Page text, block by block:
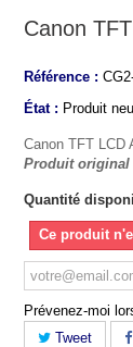
Canon
Référence :
État : Produit
Canon TFT LCD
Produit original
Quantité
Ce produit
Prévenez-moi
Tweet